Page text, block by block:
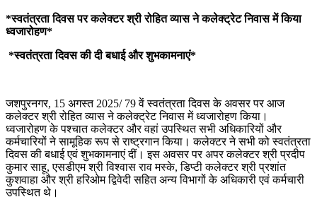
*स्वतंत्रता दिवस पर कलेक्टर श्री रोहित व्यास ने कलेक्ट्रेट निवास में किया
ध्वजारोहण*
*स्वतंत्रता दिवस की दी बधाई और शुभकामनाएं*
जशपुरनगर, 15 अगस्त 2025/ 79 वें स्वतंत्रता दिवस के अवसर पर आज
कलेक्टर श्री रोहित व्यास ने कलेक्ट्रेट निवास में ध्वजारोहण किया।
ध्वजारोहण के पश्चात कलेक्टर और वहां उपस्थित सभी अधिकारियों और
कर्मचारियों ने सामूहिक रूप से राष्ट्रगान किया। कलेक्टर ने सभी को स्वतंत्रता
दिवस की बधाई एवं शुभकामनाएं दीं। इस अवसर पर अपर कलेक्टर श्री प्रदीप
कुमार साहू, एसडीएम श्री विश्वास राव मस्के, डिप्टी कलेक्टर श्री प्रशांत
कुशवाहा और श्री हरिओम द्विवेदी सहित अन्य विभागों के अधिकारी एवं कर्मचारी
उपस्थित थे।